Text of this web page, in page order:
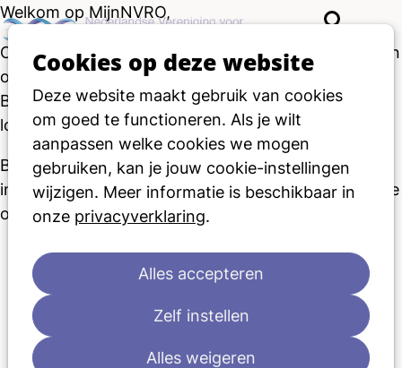
Cookies op deze website
Deze website maakt gebruik van cookies
om goed te functioneren. Als je wilt
aanpassen welke cookies we mogen
gebruiken, kan je jouw cookie-instellingen
wijzigen. Meer informatie is beschikbaar in
onze privacyverklaring.
Alles accepteren
Zelf instellen
Alles weigeren
Welkom op MijnNVRO,
Op MijnNVRO kun je jouw gegevens zelf beheren, en
onder andere je facturen en bijeenkomsten inzien.
Ben je lid van de NVRO? Klik dan hier om in te
loggen.
Ben je nog geen lid van de NVRO en wil je je
inschrijven als lid? Klik danhiervoor meer informatie
over het NVRO-lidmaatschap.